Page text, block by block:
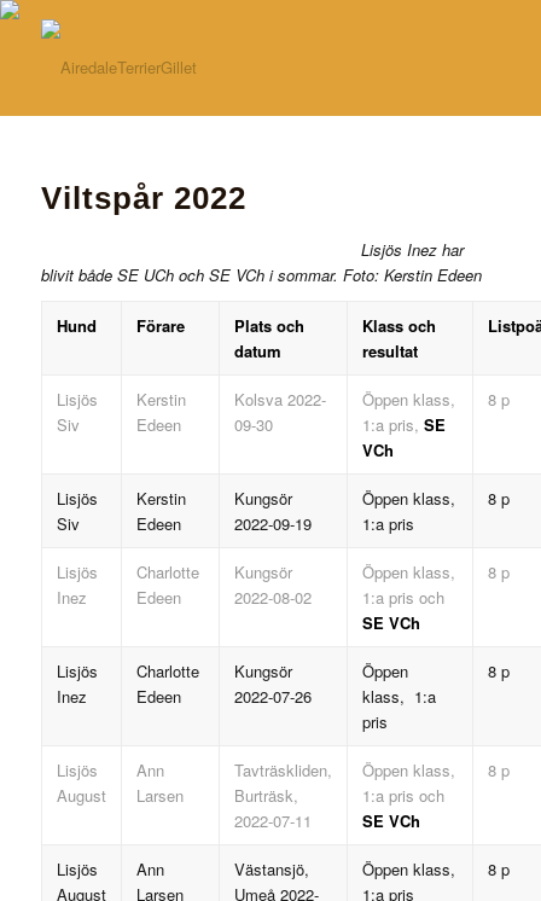
Viltspår 2022
Lisjös Inez har
blivit både SE UCh och SE VCh i sommar. Foto: Kerstin Edeen
Hund Förare
Plats och
datum
Klass och
resultat
Lisjös
Siv
Kerstin
Edeen
Kolsva 2022-
09-30
Öppen klass,
1:a pris, SE
VCh
8 p
Lisjös
Siv
Kerstin
Edeen
Kungsör
2022-09-19
Öppen klass,
1:a pris
8 p
Lisjös
Inez
Charlotte
Edeen
Kungsör
2022-08-02
Öppen klass,
1:a pris och
SE VCh
8 p
Lisjös
Inez
Charlotte
Edeen
Kungsör
2022-07-26
Öppen
klass, 1:a
pris
8 p
Lisjös
August
Ann
Larsen
Tavträskliden,
Burträsk,
2022-07-11
Öppen klass,
1:a pris och
SE VCh
8 p
Lisjös
August
Ann
Larsen
Västansjö,
Umeå 2022-
Öppen klass,
1:a pris
8 p